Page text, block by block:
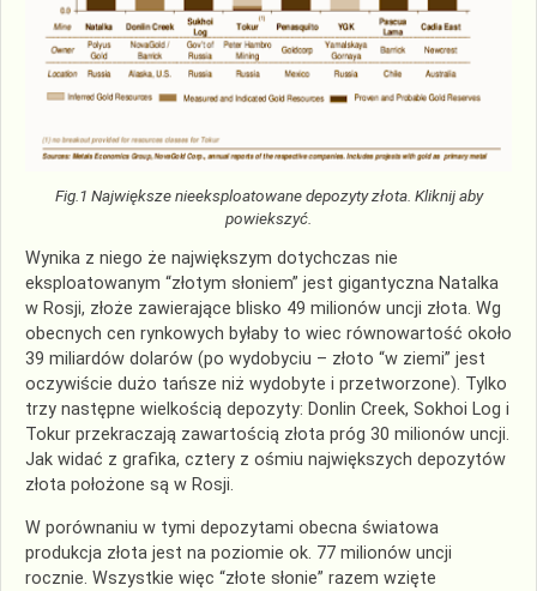
Fig.1 Największe nieeksploatowane depozyty złota. Kliknij aby
powiekszyć.
Wynika z niego że największym dotychczas nie
eksploatowanym “złotym słoniem” jest gigantyczna Natalka
w Rosji, złoże zawierające blisko 49 milionów uncji złota. Wg
obecnych cen rynkowych byłaby to wiec równowartość około
39 miliardów dolarów (po wydobyciu – złoto “w ziemi” jest
oczywiście dużo tańsze niż wydobyte i przetworzone). Tylko
trzy następne wielkością depozyty: Donlin Creek, Sokhoi Log i
Tokur przekraczają zawartością złota próg 30 milionów uncji.
Jak widać z grafika, cztery z ośmiu największych depozytów
złota położone są w Rosji.
W porównaniu w tymi depozytami obecna światowa
produkcja złota jest na poziomie ok. 77 milionów uncji
rocznie. Wszystkie więc “złote słonie” razem wzięte